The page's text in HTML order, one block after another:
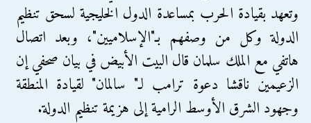
وتعهد بقيادة الحرب بمساعدة الدول الخليجية لسحق تنظيم
الدولة وكل من وصفهم بـ"الإسلاميين"، وبعد اتصال
هاتفي مع الملك سلمان قال البيت الأبيض في بيان صحفي إن
الزعيمين ناقشا دعوة ترامب لـ" سالمان" لقيادة المنطقة
وجهود الشرق الأوسط الرامية إلى هزيمة تنظيم الدولة.